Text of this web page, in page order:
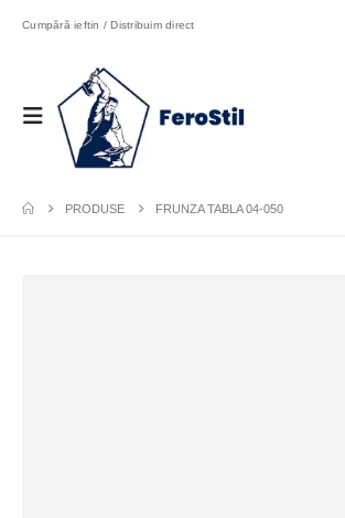
Cumpără ieftin / Distribuim direct
PRODUSE FRUNZA TABLA 04-050